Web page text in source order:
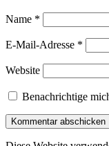
Name *
E-Mail-Adresse *
Website
Benachrichtige